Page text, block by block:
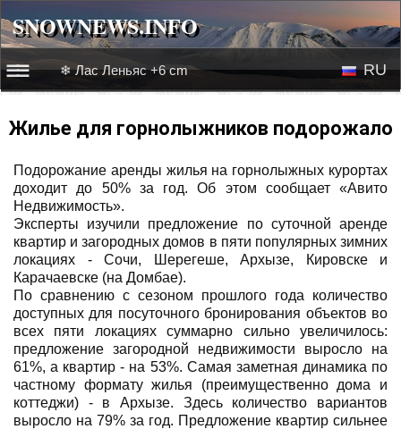
SNOWNEWS.INFO
☰☰
Лыжное видео
❄ Лас Леньяс +6 cm RU
Жилье для горнолыжников подорожало
Подорожание аренды жилья на горнолыжных курортах
доходит до 50% за год. Об этом сообщает «Авито
Недвижимость».
Эксперты изучили предложение по суточной аренде
квартир и загородных домов в пяти популярных зимних
локациях - Сочи, Шерегеше, Архызе, Кировске и
Карачаевске (на Домбае).
По сравнению с сезоном прошлого года количество
доступных для посуточного бронирования объектов во
всех пяти локациях суммарно сильно увеличилось:
предложение загородной недвижимости выросло на
61%, а квартир - на 53%. Самая заметная динамика по
частному формату жилья (преимущественно дома и
коттеджи) - в Архызе. Здесь количество вариантов
выросло на 79% за год. Предложение квартир сильнее